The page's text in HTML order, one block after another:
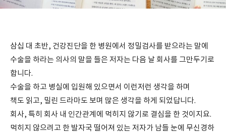
삼십 대 초반, 건강진단을 한 병원에서 정밀검사를 받으라는 말에
수술을 하라는 의사의 말을 들은 저자는 다음 날 회사를 그만두기로
합니다.
수술을 하고 병실에 입원해 있으면서 이런저런 생각을 하며
책도 읽고, 밀린 드라마도 보며 많은 생각을 하게 되었답니다.
회사, 특히 회사 내 인간관계에 먹히지 않기로 결심을 한 것이지요.
먹히지 않으려고 한 발자국 떨어져 있는 저자가 남들 눈에 무신경하